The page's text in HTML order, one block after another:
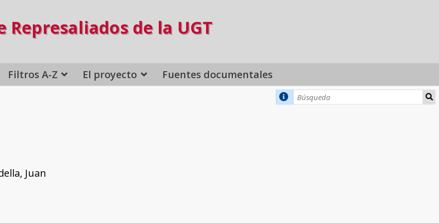
Represaliados de la UGT
Filtros A-Z El proyecto Fuentes documentales
Juan